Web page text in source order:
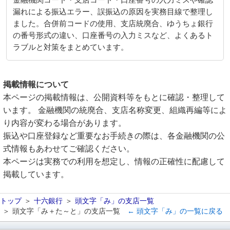
漏れによる振込エラー、誤振込の原因を実務目線で整理し
ました。合併前コードの使用、支店統廃合、ゆうちょ銀行
の番号形式の違い、口座番号の入力ミスなど、よくあるト
ラブルと対策をまとめています。
掲載情報について
本ページの掲載情報は、公開資料等をもとに確認・整理して
います。 金融機関の統廃合、支店名称変更、組織再編等によ
り内容が変わる場合があります。
振込や口座登録など重要なお手続きの際は、各金融機関の公
式情報もあわせてご確認ください。
本ページは実務での利用を想定し、情報の正確性に配慮して
掲載しています。
トップ 十六銀行
頭文字「み」の支店一覧
頭文字「み＋た～と」の支店一覧
← 頭文字「み」の一覧に戻る